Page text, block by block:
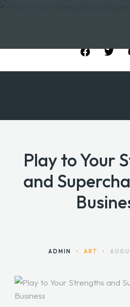
Play to Your
and
ADMIN • ART •